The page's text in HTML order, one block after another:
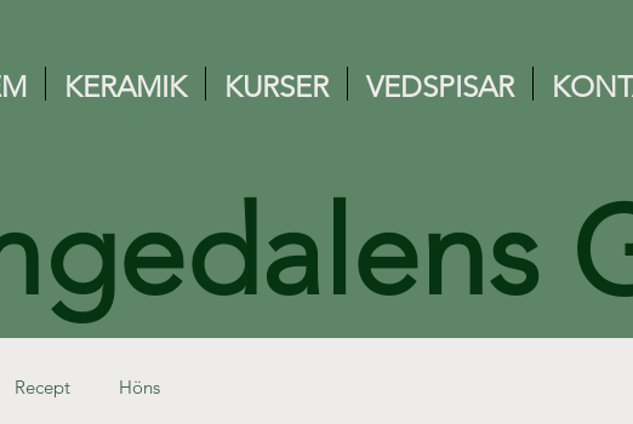
KERAMIK KURSER VEDSPISAR
Recept Höns